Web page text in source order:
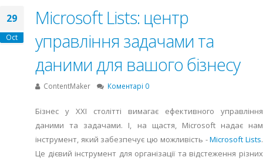
29
Oct
Microsoft Lists: центр
управління задачами та
даними для вашого бізнесу
ContentMaker Коментарі 0
Бізнес у XXI столітті вимагає ефективного управління
даними та задачами. І, на щастя, Microsoft надає нам
інструмент, який забезпечує цю можливість -Microsoft Lists.
Це дієвий інструмент для організації та відстеження різних